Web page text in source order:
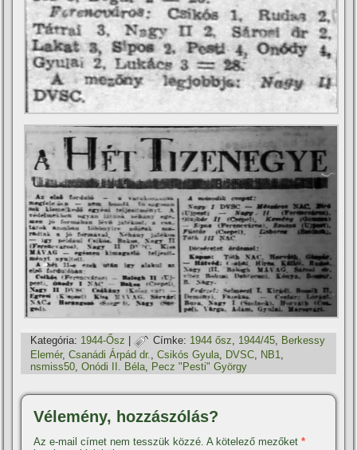
Kategória: 1944-Ősz | Címke: 1944 ősz, 1944/45, Berkessy
Elemér,Csanádi Árpád dr. ,Csikós Gyula DVSC NB1
nsmiss50 ,Onódi II. Béla Pecz "Pesti" György
Vélemény, hozzászólás?
Az e-mail címet nem tesszük közzé. A kötelező mezőket*